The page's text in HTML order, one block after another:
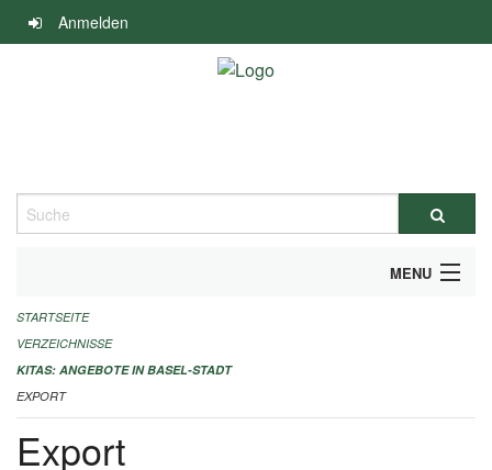
Navigation
überspringen
Anmelden
Suche
MENU
ALLGEMEINE INFORMATIONEN
IMPRESSUM
STARTSEITE
VERZEICHNISSE
KITAS: ANGEBOTE IN BASEL-STADT
EXPORT
Export